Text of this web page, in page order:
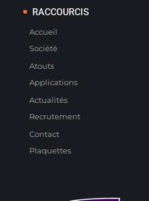
RACCOURCIS
Accueil
Société
Atouts
Applications
Actualités
Recrutement
Contact
Plaquettes